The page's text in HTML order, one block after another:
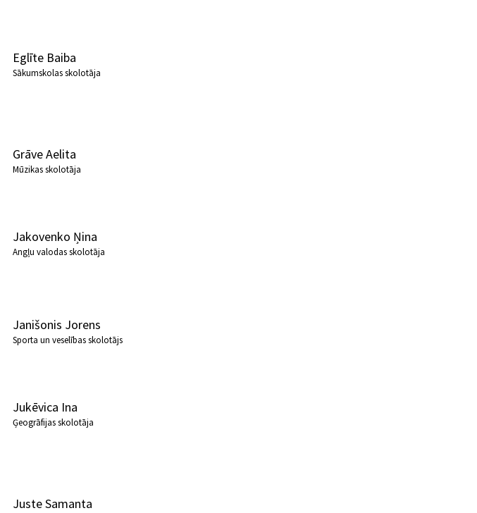
Eglīte Baiba
Sākumskolas skolotāja
Grāve Aelita
Mūzikas skolotāja
Jakovenko Ņina
Angļu valodas skolotāja
Janišonis Jorens
Sporta un veselības skolotājs
Jukēvica Ina
Ģeogrāfijas skolotāja
Juste Samanta